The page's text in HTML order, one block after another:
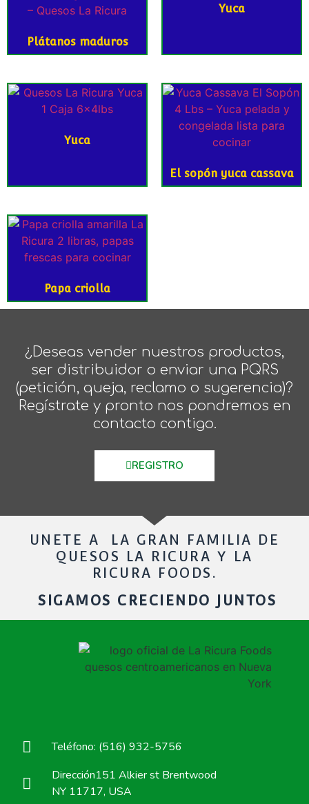
Plátanos maduros
Yuca
Yuca
El sopón yuca cassava
Papa criolla
¿Deseas vender nuestros productos,
ser distribuidor o enviar una PQRS
(petición, queja, reclamo o sugerencia)?
Regístrate y pronto nos pondremos en
contacto contigo.
REGISTRO
UNETE A LA GRAN FAMILIA DE
QUESOS LA RICURA Y LA
RICURA FOODS.
SIGAMOS CRECIENDO JUNTOS
Teléfono: (516) 932-5756
Dirección151 Alkier st Brentwood
NY 11717, USA